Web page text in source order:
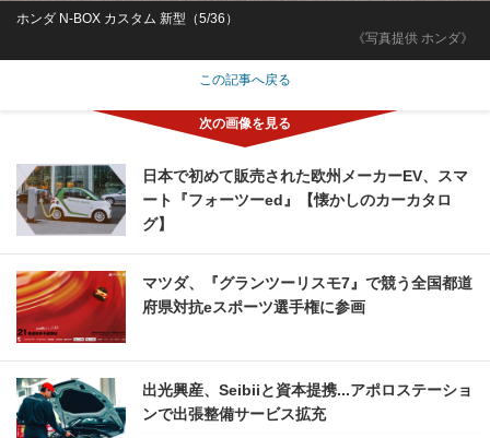
《写真提供 ホンダ》
ホンダ N-BOX カスタム 新型（5/36）
この記事へ戻る
日本で初めて販売された欧州メーカーEV、スマ
ート『フォーツーed』【懐かしのカーカタロ
グ】
マツダ、『グランツーリスモ7』で競う全国都道
府県対抗eスポーツ選手権に参画
出光興産、Seibiiと資本提携...アポロステーショ
ンで出張整備サービス拡充